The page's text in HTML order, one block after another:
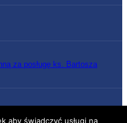
za posługę ks. Bartosza
aby świadczyć usługi na